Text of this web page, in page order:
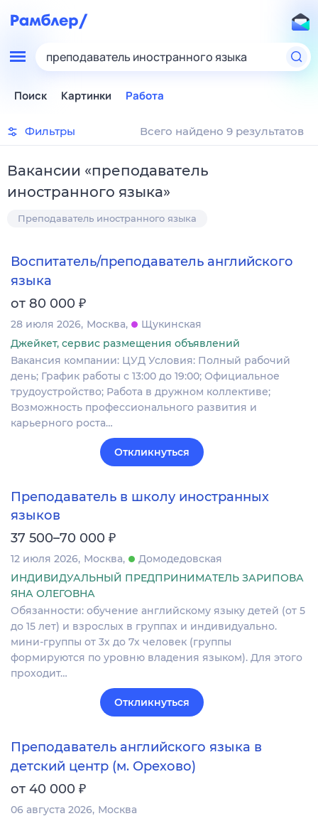
преподаватель иностранного языка
Поиск Картинки Работа
Фильтры Всего найдено 9 результатов
Вакансии «преподаватель
иностранного языка»
Преподаватель иностранного языка
Воспитатель/преподаватель английского
языка
от 80 000 ₽
28 июля 2026 Москва
Щукинская
Джейкет, сервис размещения объявлений
Вакансия компании: ЦУД Условия: Полный рабочий
день; График работы с 13:00 до 19:00; Официальное
трудоустройство; Работа в дружном коллективе;
Возможность профессионального развития и
карьерного роста…
Откликнуться
Преподаватель в школу иностранных
языков
37 500–70 000 ₽
12 июля 2026 Москва
Домодедовская
ИНДИВИДУАЛЬНЫЙ ПРЕДПРИНИМАТЕЛЬ ЗАРИПОВА
ЯНА ОЛЕГОВНА
Обязанности: обучение английскому языку детей (от 5
до 15 лет) и взрослых в группах и индивидуально.
мини-группы от 3х до 7х человек (группы
формируются по уровню владения языком). Для этого
проходит…
Откликнуться
Преподаватель английского языка в
детский центр (м. Орехово)
от 40 000 ₽
06 августа 2026 Москва